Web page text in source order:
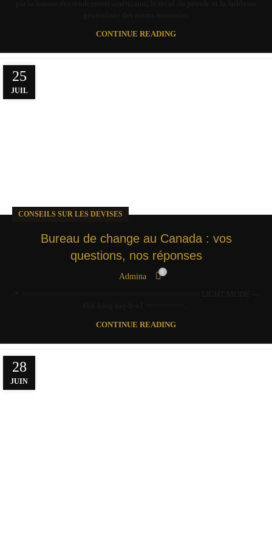
CONTINUE READING
25
JUIL
CONSEILS SUR LES DEVISES
Bureau de change au Canada : vos
questions, nos réponses
Admina 0
CONTINUE READING
28
JUIN